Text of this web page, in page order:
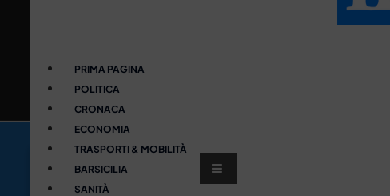
PRIMA PAGINA
POLITICA
CRONACA
ECONOMIA
TRASPORTI & MOBILITÀ
BARSICILIA
SANITÀ